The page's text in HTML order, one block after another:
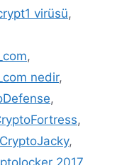
virüsü,
,
nedir,
,
,
CryptoJacky,
2017,